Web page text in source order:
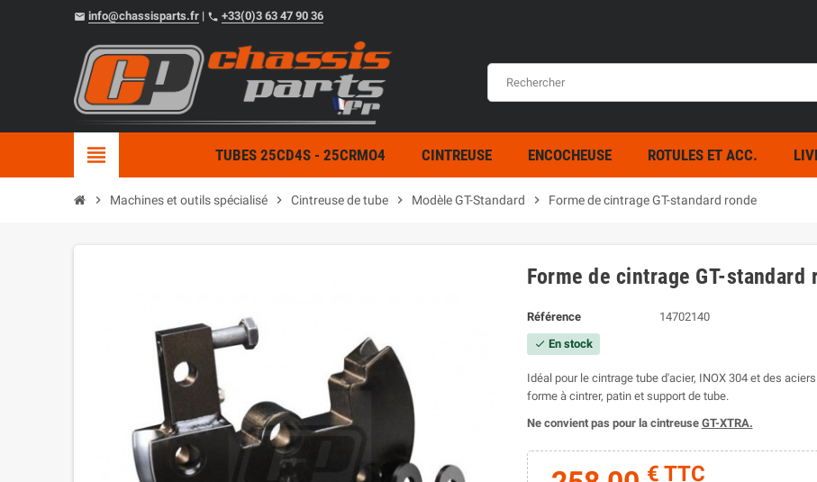
email info@chassisparts.fr | phone +33(0)3 63 47 90 36
view_headline TUBES 25CD4S - 25CRMO4 CINTREUSE ENCOCHEUSE ROTULES ET ACC.
chevron_right Machines et outils spécialisé chevron_right Cintreuse de tube chevron_right Modèle GT-Standard chevron_right Forme de cintrage GT-standard ronde
Forme de cintrage GT-standard
Référence 14702140
check En stock
Idéal pour le cintrage tube d'acier, INOX 304 et des
forme à cintrer, patin et support de tube.
Ne convient pas pour la cintreuse GT-XTRA.
€ TTC